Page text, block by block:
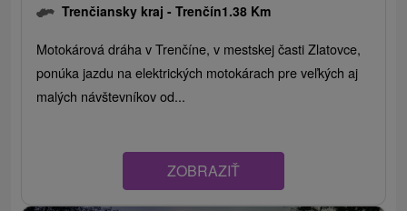
Trenčiansky kraj -Trenčín1.38 Km
Motokárová dráha v Trenčíne, v mestskej časti Zlatovce,
ponúka jazdu na elektrických motokárach pre veľkých aj
malých návštevníkov od...
ZOBRAZIŤ